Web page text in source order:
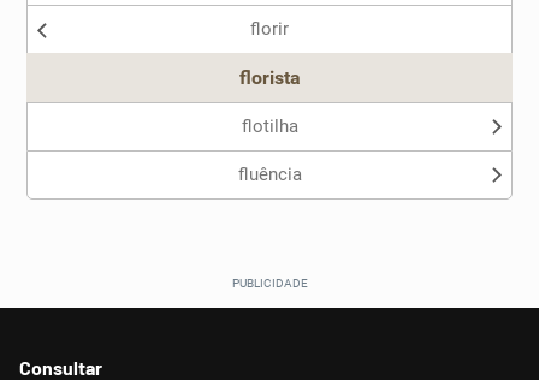
Sinônimos
florir
florista
flotilha
fluência
Consultar